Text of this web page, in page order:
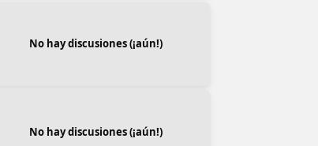
No hay discusiones (¡aún!)
No hay discusiones (¡aún!)